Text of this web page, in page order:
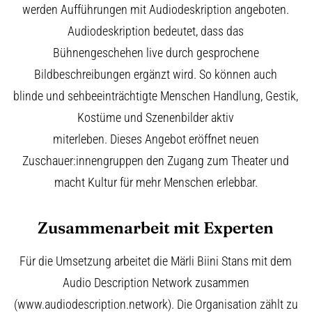
werden Aufführungen mit Audiodeskription angeboten.
Audiodeskription bedeutet, dass das
Bühnengeschehen live durch gesprochene
Bildbeschreibungen ergänzt wird. So können auch
blinde und sehbeeinträchtigte Menschen Handlung, Gestik,
Kostüme und Szenenbilder aktiv
miterleben. Dieses Angebot eröffnet neuen
Zuschauer:innengruppen den Zugang zum Theater und
macht Kultur für mehr Menschen erlebbar.
Zusammenarbeit mit Experten
Für die Umsetzung arbeitet die Märli Biini Stans mit dem
Audio Description Network zusammen
(www.audiodescription.network). Die Organisation zählt zu